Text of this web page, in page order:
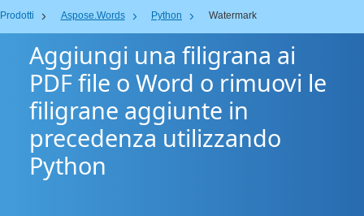
Prodotti Aspose.Words Python Watermark
Aggiungi una filigrana ai
PDF file o Word o rimuovi le
filigrane aggiunte in
precedenza utilizzando
Python